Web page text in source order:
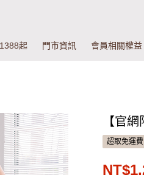
起 門市資訊 會員相關權益
【官
超取免運費